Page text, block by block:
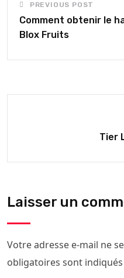
PREVIOUS POST
Comment obtenir le
Blox Fruits
Tier
Laisser un
Votre adresse e-mail ne
obligatoires sont indiqués